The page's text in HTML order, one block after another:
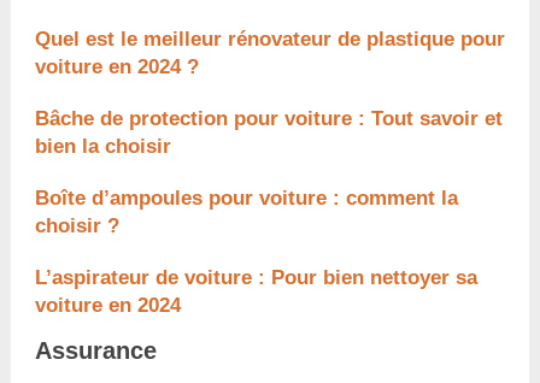
Quel est le meilleur rénovateur de plastique pour
voiture en 2024 ?
Bâche de protection pour voiture : Tout savoir et
bien la choisir
Boîte d’ampoules pour voiture : comment la
choisir ?
L’aspirateur de voiture : Pour bien nettoyer sa
voiture en 2024
Assurance